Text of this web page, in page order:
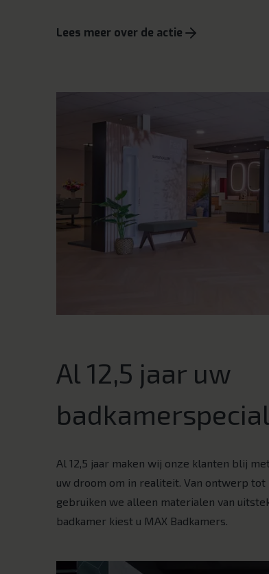
Lees meer over de actie
Al 12,5 jaar uw
Al 12,5 jaar maken wij onze klanten blij
uw droom om in realiteit. Van ontwerp tot
gebruiken we alleen materialen van
badkamer kiest u MAX Badkamers.